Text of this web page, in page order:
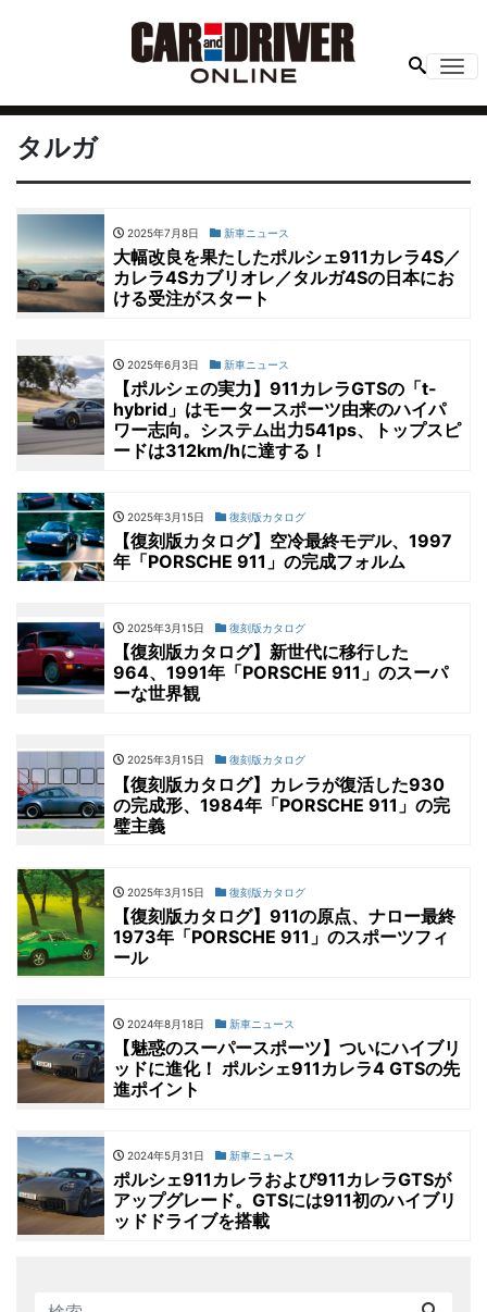
タルガ
2025年7月8日 新車ニュース
大幅改良を果たしたポルシェ911カレラ4S／
カレラ4Sカブリオレ／タルガ4Sの日本にお
ける受注がスタート
2025年6月3日 新車ニュース
【ポルシェの実力】911カレラGTSの「t-
hybrid」はモータースポーツ由来のハイパ
ワー志向。システム出力541ps、トップスピ
ードは312km/hに達する！
2025年3月15日 復刻版カタログ
【復刻版カタログ】空冷最終モデル、1997
年「PORSCHE 911」の完成フォルム
2025年3月15日 復刻版カタログ
【復刻版カタログ】新世代に移行した
964、1991年「PORSCHE 911」のスーパ
ーな世界観
2025年3月15日 復刻版カタログ
【復刻版カタログ】カレラが復活した930
の完成形、1984年「PORSCHE 911」の完
璧主義
2025年3月15日 復刻版カタログ
【復刻版カタログ】911の原点、ナロー最終
1973年「PORSCHE 911」のスポーツフィ
ール
2024年8月18日 新車ニュース
【魅惑のスーパースポーツ】ついにハイブリ
ッドに進化！ ポルシェ911カレラ4 GTSの先
進ポイント
2024年5月31日 新車ニュース
ポルシェ911カレラおよび911カレラGTSが
アップグレード。GTSには911初のハイブリ
ッドドライブを搭載